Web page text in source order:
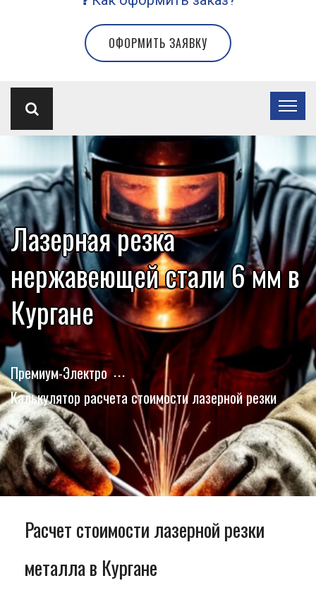
ОФОРМИТЬ ЗАЯВКУ
Лазерная резка
нержавеющей стали 6 мм в
Кургане
Премиум-Электро
Калькулятор расчета стоимости лазерной резки
Расчет стоимости лазерной резки
металла в Кургане